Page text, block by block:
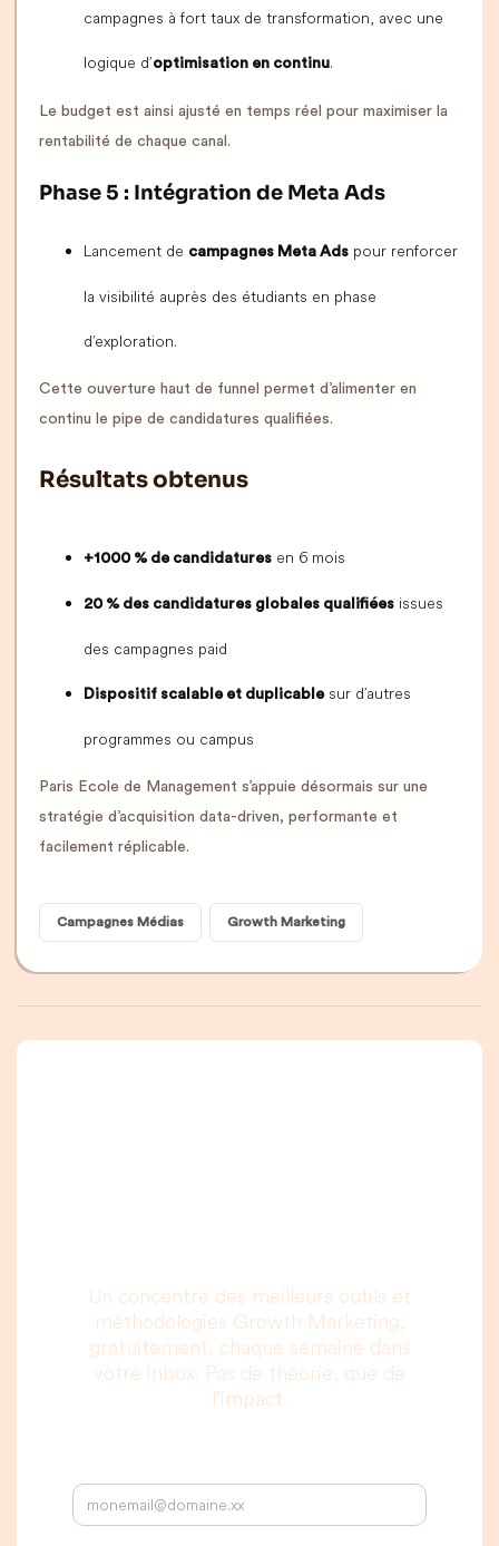
campagnes à fort taux de transformation, avec une
logique d’optimisation en continu.
Le budget est ainsi ajusté en temps réel pour maximiser la
rentabilité de chaque canal.
Phase 5 : Intégration de Meta Ads
Lancement de campagnes Meta Ads pour renforcer
la visibilité auprès des étudiants en phase
d’exploration.
Cette ouverture haut de funnel permet d’alimenter en
continu le pipe de candidatures qualifiées.
Résultats obtenus
+1000 % de candidatures en 6 mois
20 % des candidatures globales qualifiées issues
des campagnes paid
Dispositif scalable et duplicablesur d’autres
programmes ou campus
Paris Ecole de Management s’appuie désormais sur une
stratégie d’acquisition data-driven, performante et
facilement réplicable.
Campagnes Médias Growth Marketing
Un concentré des meilleurs outils et
méthodologies Growth Marketing,
gratuitement, chaque semaine dans
votre inbox. Pas de théorie, que de
l’impact.